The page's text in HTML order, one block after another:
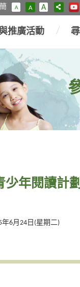
簡 A A A
推廣活動
年閱讀計
年6月24日(星期二)